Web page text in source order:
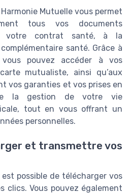
Mutuelle vous permet
tous vos documents
votre contrat santé, à la
santé. Grâce à
pouvez accéder à vos
mutualiste, ainsi qu’aux
vos garanties et vos prises en
la gestion de votre vie
tout en vous offrant un
personnelles.
et transmettre vos
possible de télécharger vos
clics. Vous pouvez également